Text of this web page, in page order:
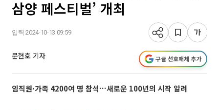
삼양 페스티벌’ 개최
입력 2024-10-13 09:59
문현호 기자 구글 선호매체 추가
임직원·가족 4200여 명 참석…새로운 100년의 시작 알려